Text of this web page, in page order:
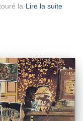
la Lire la suite